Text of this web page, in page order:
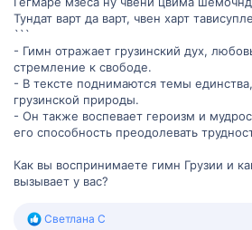
Тундат варт да варт, чвен харт
```
- Гимн отражает грузинский дух,
стремление к свободе.
- В тексте поднимаются темы
грузинской природы.
- Он также воспевает героизм и
его способность преодолевать
Как вы воспринимаете гимн Грузии и
вызывает у вас?
Р
Светлана С